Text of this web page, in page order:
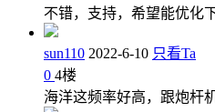
不错，支持，希望能优化
sun110 2022-6-10 只看Ta
0 4楼
海洋这频率好高，跟炮杆